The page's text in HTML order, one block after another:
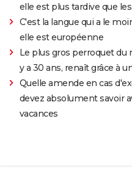
elle est plus tardive que
C'est la langue qui a le
elle est européenne
Le plus gros perroquet du
y a 30 ans, renaît grâce à
Quelle amende en cas
devez absolument savoir
vacances